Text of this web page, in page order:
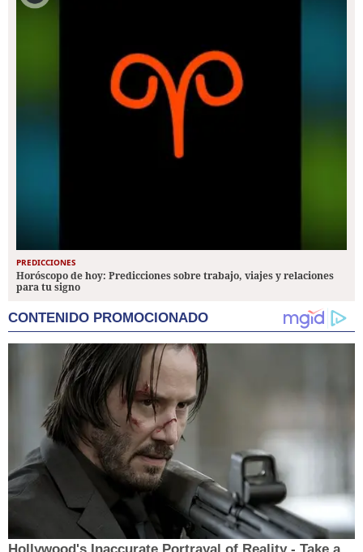
PREDICCIONES
Horóscopo de hoy: Predicciones sobre trabajo, viajes y relaciones
para tu signo
CONTENIDO PROMOCIONADO